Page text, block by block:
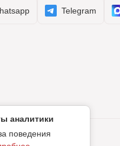
Telegram
аналитики
поведения